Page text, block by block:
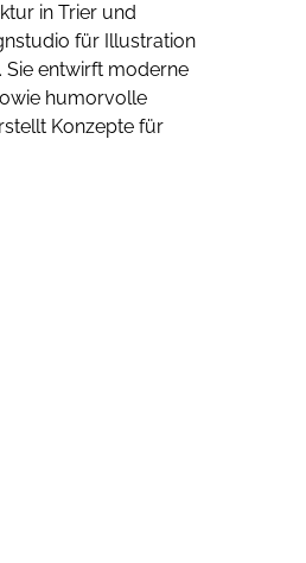
in Trier und
für Illustration
entwirft moderne
humorvolle
Konzepte für